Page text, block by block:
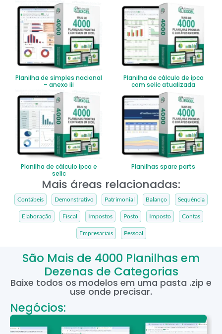
Planilha de simples nacional
– anexo iii
Planilha de cálculo de ipca
com selic atualizada
Planilha de cálculo ipca e
selic
Planilhas spare parts
Mais áreas relacionadas:
Contábeis Demonstrativo Patrimonial Balanço Sequência
Elaboração Fiscal Impostos Posto Imposto Contas
Empresariais Pessoal
São Mais de 4000 Planilhas em
Dezenas de Categorias
Baixe todos os modelos em uma pasta .zip e
use onde precisar.
Negócios: